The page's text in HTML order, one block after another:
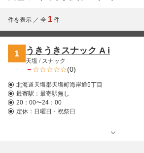
件を表示 ／ 全 1 件
1 うきうきスナック A i
天塩 / スナック
－ (0)
北海道天塩郡天塩町海岸通5丁目
最寄駅： 最寄駅無し
20：00〜24：00
定休：日曜日・祝祭日